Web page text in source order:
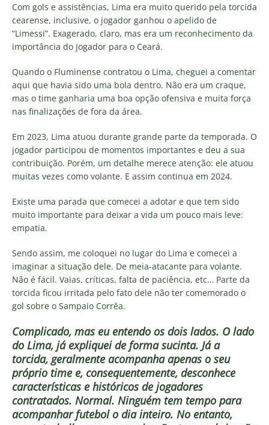
Com gols e assistências, Lima era muito querido pela torcida
cearense, inclusive, o jogador ganhou o apelido de
“Limessi”. Exagerado, claro, mas era um reconhecimento da
importância do jogador para o Ceará.
Quando o Fluminense contratou o Lima, cheguei a comentar
aqui que havia sido uma bola dentro. Não era um craque,
mas o time ganharia uma boa opção ofensiva e muita força
nas finalizações de fora da área.
Em 2023, Lima atuou durante grande parte da temporada. O
jogador participou de momentos importantes e deu a sua
contribuição. Porém, um detalhe merece atenção: ele atuou
muitas vezes como volante. E assim continua em 2024.
Existe uma parada que comecei a adotar e que tem sido
muito importante para deixar a vida um pouco mais leve:
empatia.
Sendo assim, me coloquei no lugar do Lima e comecei a
imaginar a situação dele. De meia-atacante para volante.
Não é fácil. Vaias, críticas, falta de paciência, etc… Parte da
torcida ficou irritada pelo fato dele não ter comemorado o
gol sobre o Sampaio Corrêa.
Complicado, mas eu entendo os dois lados. O lado
do Lima, já expliquei de forma sucinta. Já a
torcida, geralmente acompanha apenas o seu
próprio time e, consequentemente, desconhece
características e históricos de jogadores
contratados. Normal. Ninguém tem tempo para
acompanhar futebol o dia inteiro. No entanto,